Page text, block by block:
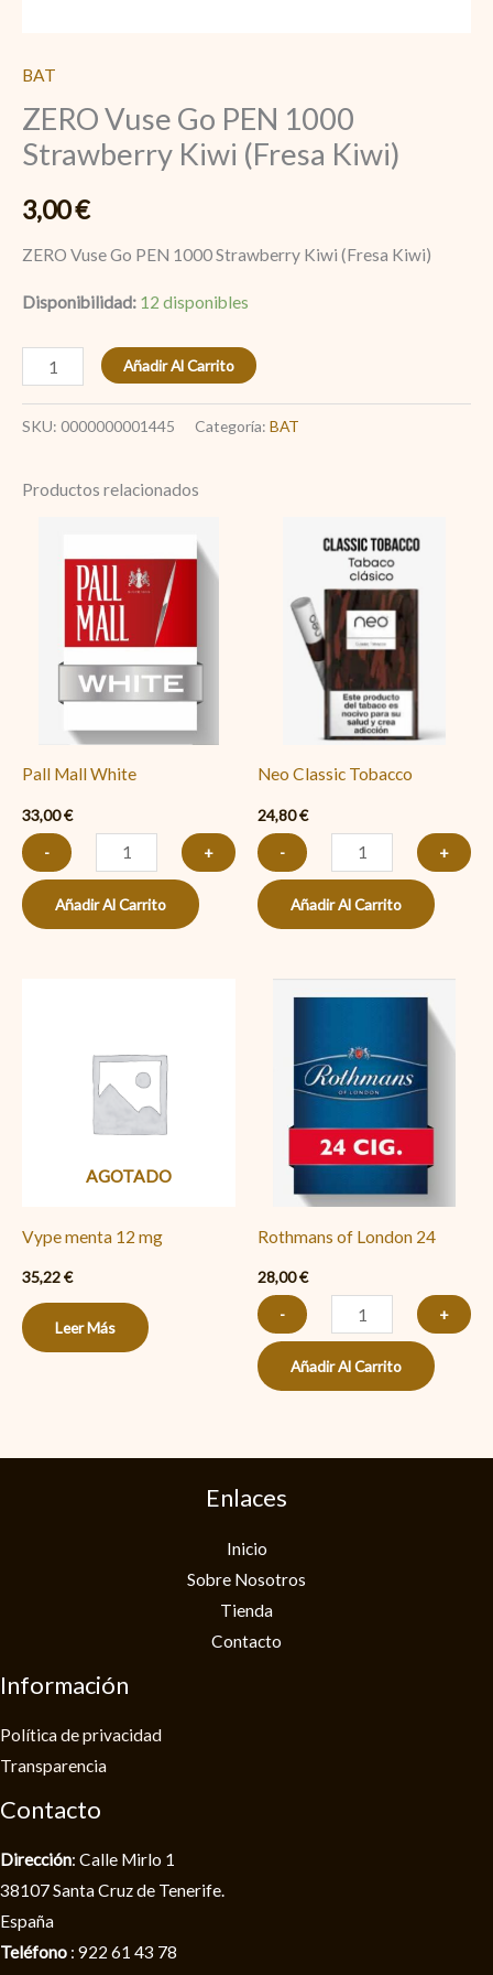
BAT
ZERO Vuse Go PEN 1000
Strawberry Kiwi (Fresa Kiwi)
3,00€
ZERO Vuse Go PEN 1000 Strawberry Kiwi (Fresa Kiwi)
Disponibilidad: 12 disponibles
Añadir Al Carrito
SKU: 0000000001445 Categoría: BAT
Productos relacionados
Pall Mall White
33,00€
-
Mall
White
cantidad
+
Añadir Al Carrito
Neo Classic Tobacco
24,80€
-
Classic
Tobacco
cantidad
+
Añadir Al Carrito
AGOTADO
Vype menta 12 mg
35,22€
Leer Más
Rothmans of London 24
28,00€
-
Rothmans
London
24
+
Añadir Al Carrito
Enlaces
Inicio
Sobre Nosotros
Tienda
Contacto
Información
Política de privacidad​
Transparencia
Contacto
Dirección: Calle Mirlo 1
38107 Santa Cruz de Tenerife.
España
Teléfono : 922 61 43 78